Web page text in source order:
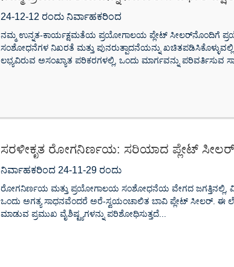
24-12-12 ರಂದು ನಿರ್ವಾಹಕರಿಂದ
ನಮ್ಮ ಉನ್ನತ-ಕಾರ್ಯಕ್ಷಮತೆಯ ಪ್ರಯೋಗಾಲಯ ಪ್ಲೇಟ್ ಸೀಲರ್‌ನೊಂದಿಗೆ
ಸಂಶೋಧನೆಗಳ ನಿಖರತೆ ಮತ್ತು ಪುನರುತ್ಪಾದನೆಯನ್ನು
ಲಭ್ಯವಿರುವ ಅಸಂಖ್ಯಾತ ಪರಿಕರಗಳಲ್ಲಿ, ಒಂದು ಮಾರ್ಗವನ್ನು ಪರಿವರ್ತಿಸುವ
ಸರಳೀಕೃತ ರೋಗನಿರ್ಣಯ: ಸರಿಯಾದ ಪ್ಲೇಟ್ ಸೀಲರ್
ನಿರ್ವಾಹಕರಿಂದ 24-11-29 ರಂದು
ರೋಗನಿರ್ಣಯ ಮತ್ತು ಪ್ರಯೋಗಾಲಯ ಸಂಶೋಧನೆಯ ವೇಗದ ಜಗತ್ತಿನಲ್ಲಿ,
ಒಂದು ಅಗತ್ಯ ಸಾಧನವೆಂದರೆ ಅರೆ-ಸ್ವಯಂಚಾಲಿತ ಬಾವಿ ಪ್ಲೇಟ್ ಸೀಲರ್. ಈ
ಮಾಡುವ ಪ್ರಮುಖ ವೈಶಿಷ್ಟ್ಯಗಳನ್ನು ಪರಿಶೋಧಿಸುತ್ತದೆ...